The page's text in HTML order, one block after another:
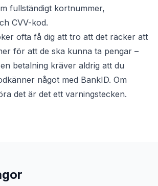
fullständigt kortnummer,
CVV-kod.
ofta få dig att tro att det räcker att
för att de ska kunna ta pengar –
betalning kräver aldrig att du
något med BankID. Om
det är det ett varningstecken.